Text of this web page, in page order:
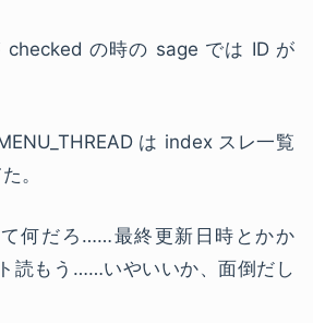
checked の時の sage では ID が
は index スレ一覧
。
何だろ……最終更新日時とかか
読もう……いやいいか、面倒だし